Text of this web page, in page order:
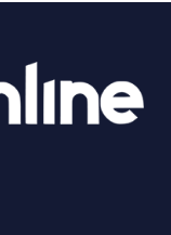
έσπασε
σε μαγαζί